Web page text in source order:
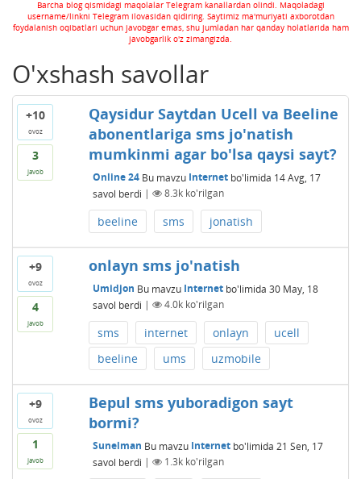
Barcha blog qismidagi maqolalar Telegram kanallardan olindi. Maqoladagi
username/linkni Telegram ilovasidan qidiring. Saytimiz ma'muriyati axborotdan
foydalanish oqibatlari uchun javobgar emas, shu jumladan har qanday holatlarida ham
javobgarlik o'z zimangizda.
O'xshash savollar
+10
ovoz
3
javob
Qaysidur Saytdan Ucell va Beeline
abonentlariga sms jo'natish
mumkinmi agar bo'lsa qaysi sayt?
Online 24 Bu mavzu Internetbo'limida 14 Avg, 17
savol berdi | 8.3kko'rilgan
beeline sms jonatish
+9
ovoz
4
javob
onlayn sms jo'natish
Umidjon Bu mavzu Internetbo'limida 30 May, 18
savol berdi | 4.0kko'rilgan
sms internet onlayn
ucell
beeline
ums uzmobile
+9
ovoz
1
javob
Bepul sms yuboradigon sayt
bormi?
Sunelman Bu mavzu Internetbo'limida 21 Sen, 17
savol berdi | 1.3kko'rilgan